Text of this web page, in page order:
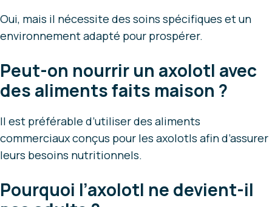
Oui, mais il nécessite des soins spécifiques et un
environnement adapté pour prospérer.
Peut-on nourrir un axolotl avec
des aliments faits maison ?
Il est préférable d’utiliser des aliments
commerciaux conçus pour les axolotls afin d’assurer
leurs besoins nutritionnels.
Pourquoi l’axolotl ne devient-il